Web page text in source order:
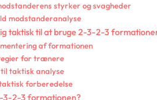
styrker og svagheder
modstanderanalyse
taktisk til at bruge 2-3-2-3
af formationen
for trænere
taktisk analyse
forberedelse
3-2-3 formationen?